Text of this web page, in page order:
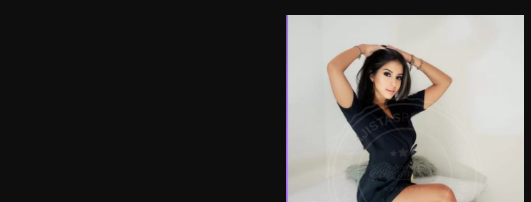
Masajes sobre camilla o tatami según tu preferencia.
Masajistas en Palermo.